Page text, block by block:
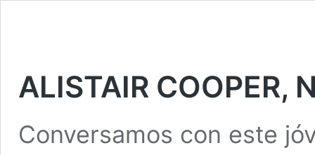
ALISTAIR COOPER,
Conversamos con este